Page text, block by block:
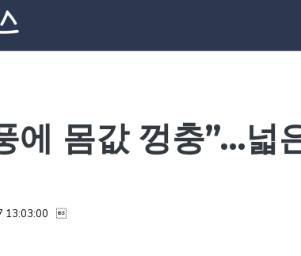
에 몸값 껑충”…넓
13:03:00 